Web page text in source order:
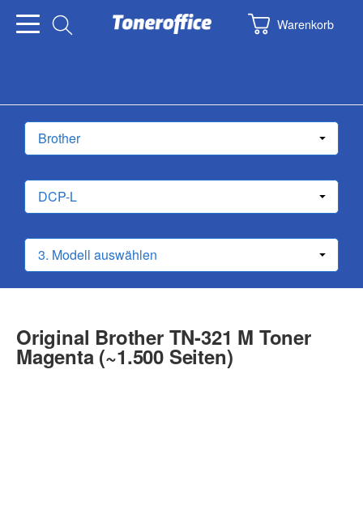
Warenkorb
Original Brother TN-321 M Toner
Magenta (~1.500 Seiten)